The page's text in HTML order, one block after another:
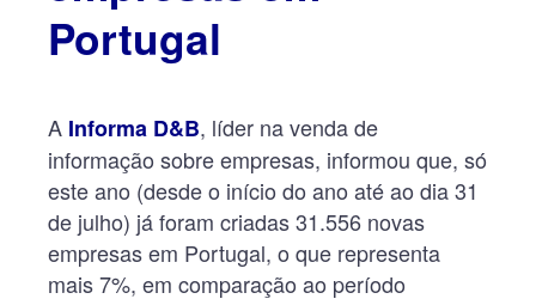
Portugal
A Informa D&B, líder na venda de
informação sobre empresas, informou que, só
este ano (desde o início do ano até ao dia 31
de julho) já foram criadas 31.556 novas
empresas em Portugal, o que representa
mais 7%, em comparação ao período